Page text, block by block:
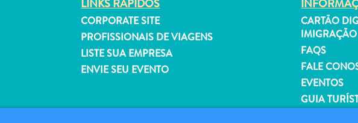
LINKS RÁPIDOS
CORPORATE SITE
PROFISSIONAIS DE VIAGENS
LISTE SUA EMPRESA
ENVIE SEU EVENTO
CARTÃO
IMIGRAÇÃO
FAQS
FALE
EVENTOS
GUIA